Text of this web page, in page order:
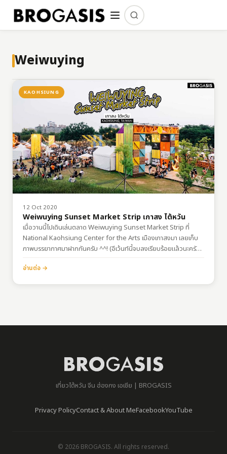
Weiwuying
KAOHSIUNG
12 Oct 2020
Weiwuying Sunset Market Strip เกาสง ไต้หวัน
เมื่อวานนี้ไปเดินเล่นตลาด Weiwuying Sunset Market Strip ที่
National Kaohsiung Center for the Arts เมืองเกาสงมา เลยเก็บ
ภาพบรรยากาศมาฝากกันครับ ^^! (อีเว้นท์นี้จบลงเรียบร้อยแล้วนะครับ)
ภายในงานและบริเวณรอบๆงาน บรรยากาศชิลมากๆ สถานที่จัดงานอยู่
บริเวณสวนด้านหลังเกาสงอาร์ตเซ็นเตอร์แห่งใหม่ มีการแสดงดนตรี และ
อ่านต่อ →
เที่ยวไต้หวัน จีน ฮ่องกง เอเชีย | BROGASIS
Privacy PolicyContact & About MeFacebookYouTube
© 2026 BROGASIS. All rights reserved.